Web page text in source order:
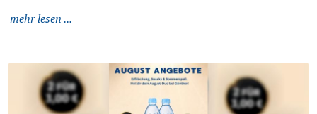
mehr lesen ...